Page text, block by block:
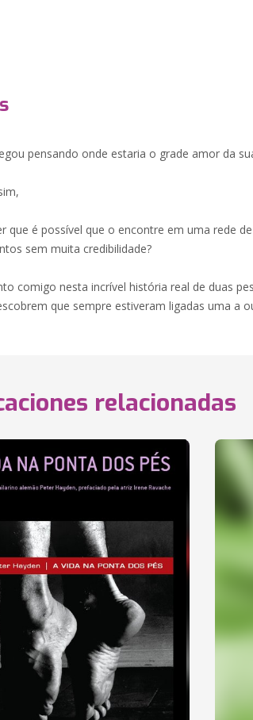
pensando onde estaria o grade amor da
que é possível que o encontre em uma rede
sem muita credibilidade?
comigo nesta incrível história real de duas
que sempre estiveram ligadas uma a
relacionadas